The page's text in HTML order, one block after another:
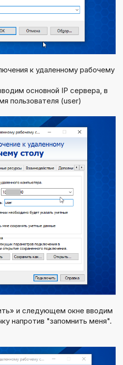
к удаленному рабочему
основной IP сервера, в
пользователя (user)
и следующем окне вводим
напротив "запомнить меня".